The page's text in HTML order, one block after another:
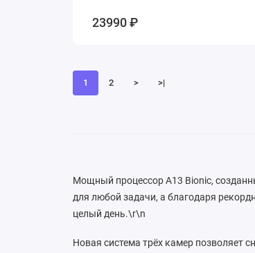
23990 ₽
1 2 > >|
Мощный процессор A13 Bionic,
для любой задачи, а благодаря
целый день.\r\n
Новая система трёх камер позволяет